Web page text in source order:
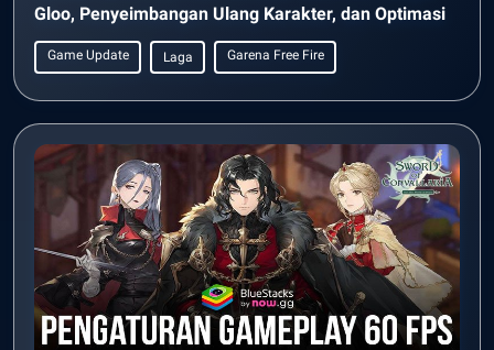
Gloo, Penyeimbangan Ulang Karakter, dan Optimasi
Game Update Laga Garena Free Fire